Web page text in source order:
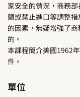
家安全的情況，商務
額或禁止進口等調整
的因素，無疑增強了
的。
本課程簡介美國1962
件。
單位